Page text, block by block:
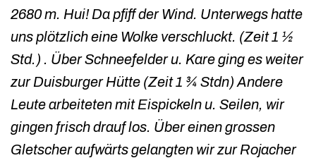
2680 m. Hui! Da pfiff der Wind. Unterwegs hatte
uns plötzlich eine Wolke verschluckt. (Zeit 1 ½
Std.) . Über Schneefelder u. Kare ging es weiter
zur Duisburger Hütte (Zeit 1 ¾ Stdn) Andere
Leute arbeiteten mit Eispickeln u. Seilen, wir
gingen frisch drauf los. Über einen grossen
Gletscher aufwärts gelangten wir zur Rojacher